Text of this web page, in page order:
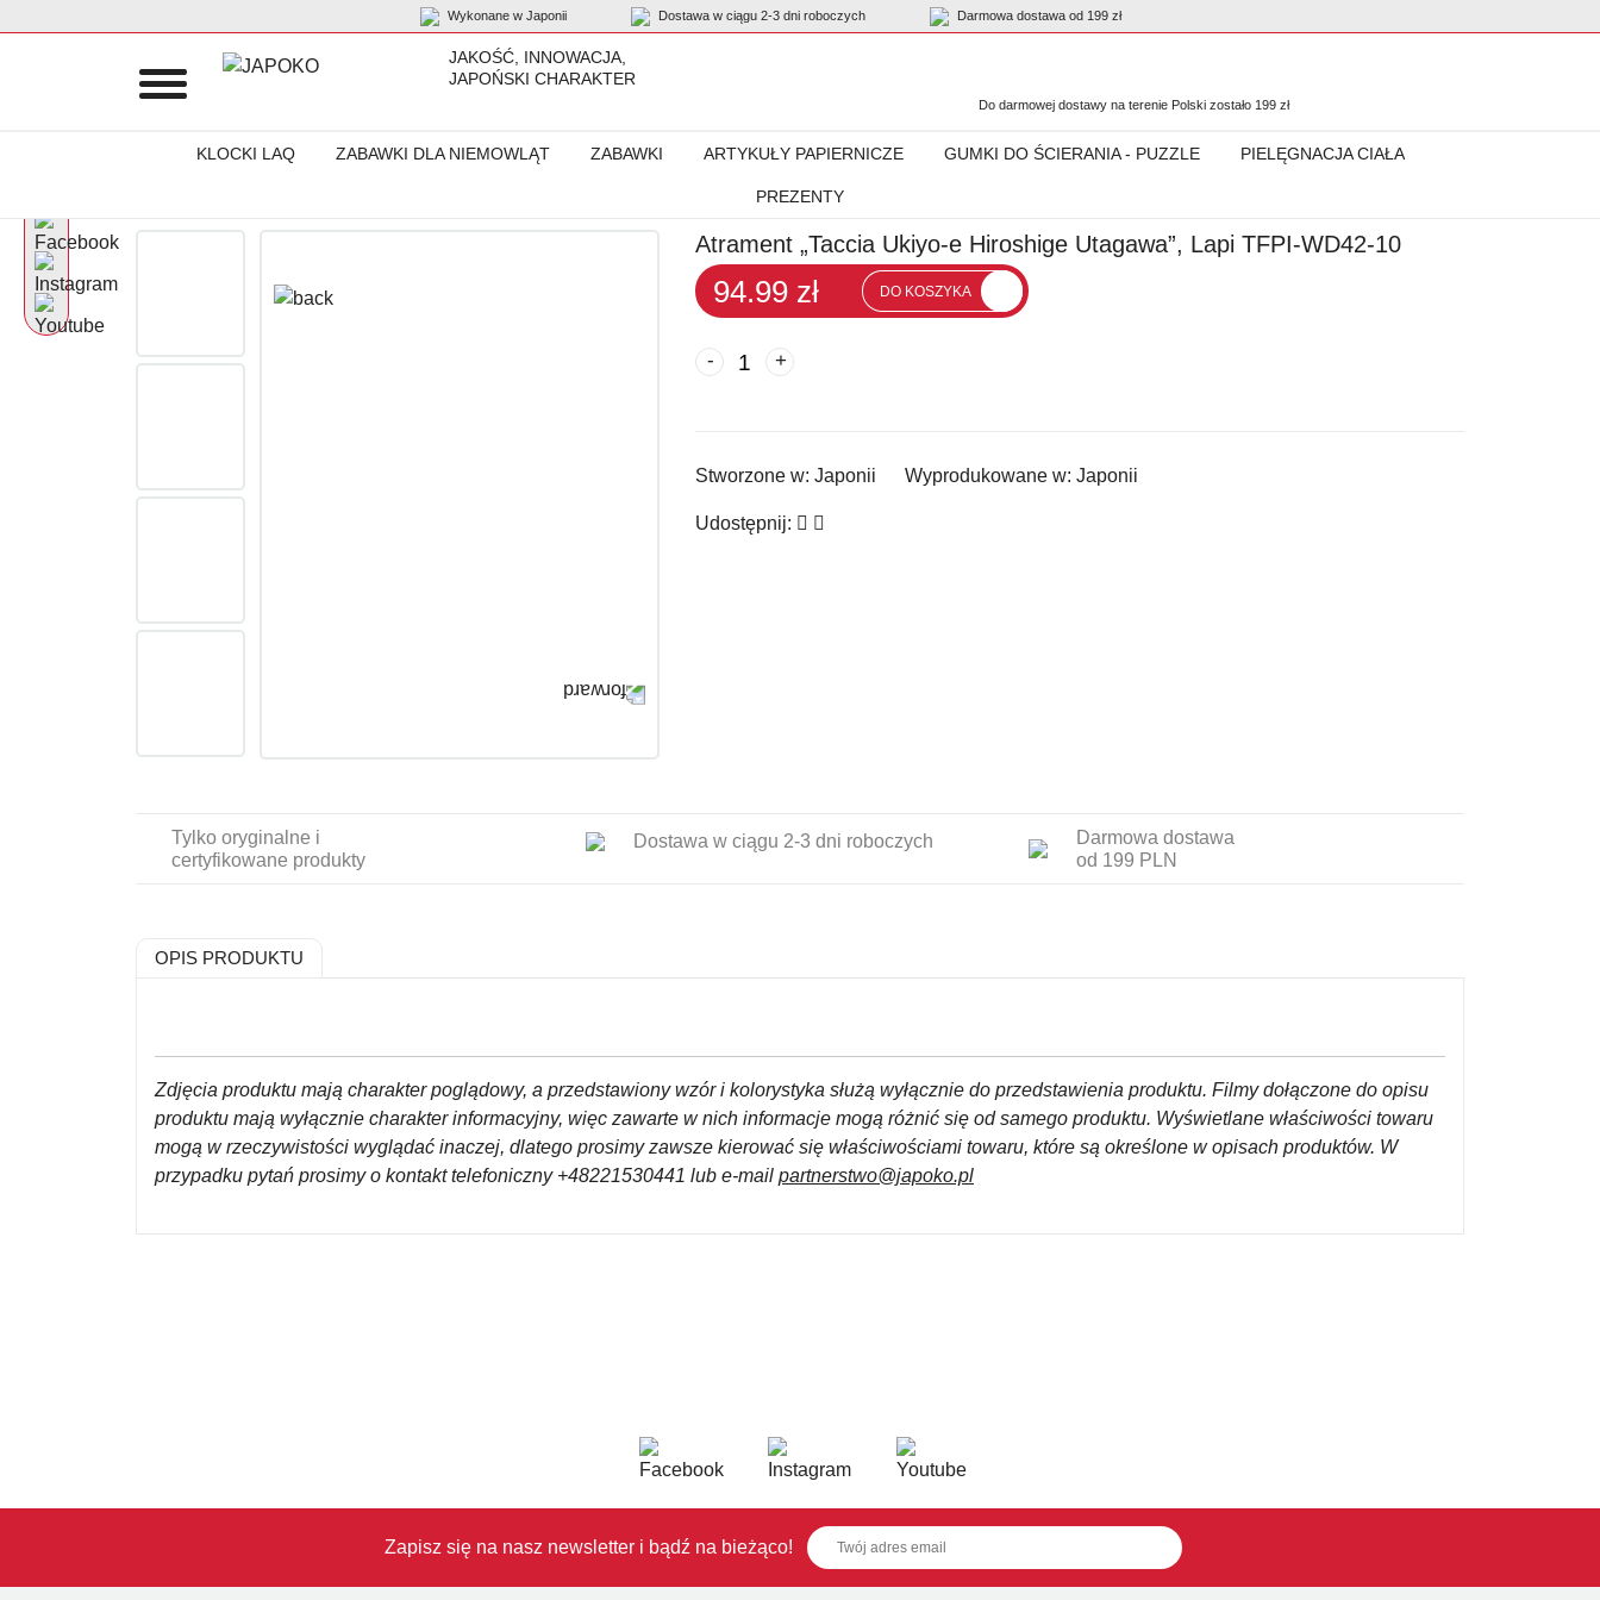
Wykonane w Japonii Dostawa w ciągu 2-3 dni roboczych Darmowa dostawa od 199 zł
JAKOŚĆ, INNOWACJA,
JAPOŃSKI CHARAKTER
Do darmowej dostawy na terenie Polski zostało 199 zł
KLOCKI LAQ ZABAWKI DLA NIEMOWLĄT ZABAWKI ARTYKUŁY PAPIERNICZE GUMKI DO ŚCIERANIA - PUZZLE PIELĘGNACJA CIAŁA
PREZENTY
Atrament „Taccia Ukiyo-e Hiroshige Utagawa”, Lapi TFPI-WD42-10
Atrament „Taccia Ukiyo-e Hiroshige Utagawa”, Lapi TFPI-WD42-10
94.99 zł DO KOSZYKA
- +
Stworzone w: Japonii Wyprodukowane w: Japonii
Udostępnij:
Tylko oryginalne i
certyfikowane produkty
Dostawa w ciągu 2-3 dni roboczych
Darmowa dostawa
od 199 PLN
OPIS PRODUKTU
Zdjęcia produktu mają charakter poglądowy, a przedstawiony wzór i kolorystyka służą wyłącznie do przedstawienia produktu. Filmy dołączone do opisu
produktu mają wyłącznie charakter informacyjny, więc zawarte w nich informacje mogą różnić się od samego produktu. Wyświetlane właściwości towaru
mogą w rzeczywistości wyglądać inaczej, dlatego prosimy zawsze kierować się właściwościami towaru, które są określone w opisach produktów. W
przypadku pytań prosimy o kontakt telefoniczny +48221530441 lub e-mail partnerstwo@japoko.pl
Zapisz się na nasz newsletter i bądź na bieżąco!